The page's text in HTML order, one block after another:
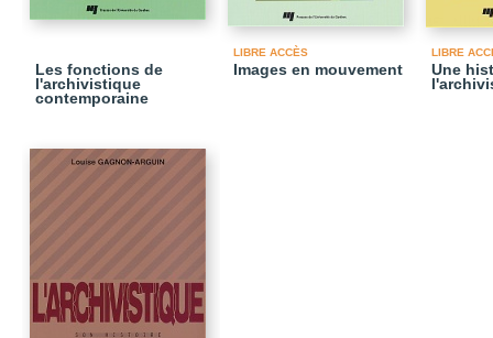
Les fonctions de
l'archivistique
contemporaine
LIBRE ACCÈS
Images en mouvement
LIBRE
Une